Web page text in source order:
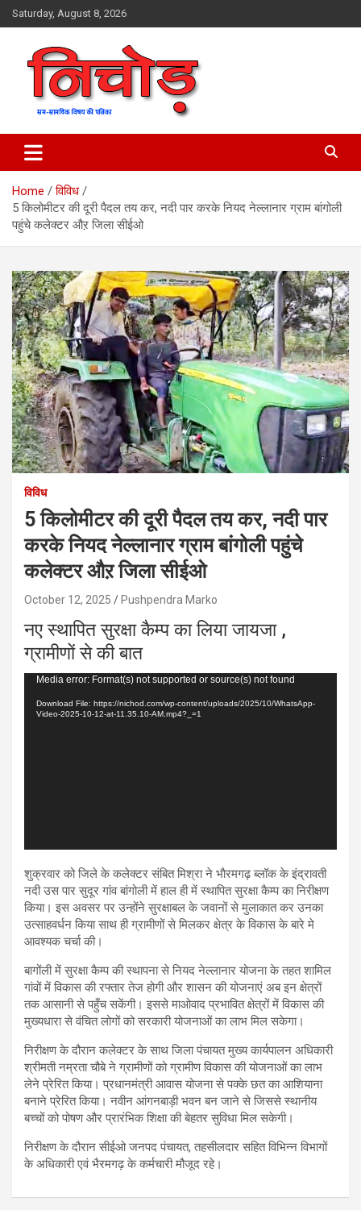
Skip
to
Saturday, August 8, 2026
Nichod
Home
विविध
5 किलोमीटर की दूरी पैदल तय कर, नदी पार करके नियद नेल्लानार ग्राम बांगोली
पहुंचे कलेक्टर औऱ जिला सीईओ
विविध
5 किलोमीटर की दूरी पैदल तय कर, नदी पार
करके नियद नेल्लानार ग्राम बांगोली पहुंचे
कलेक्टर औऱ जिला सीईओ
October 12, 2025 Pushpendra Marko
नए स्थापित सुरक्षा कैम्प का लिया जायजा ,
ग्रामीणों से की बात
Video
Player
Media error: Format(s) not supported or source(s) not found
Download File: https://nichod.com/wp-content/uploads/2025/10/WhatsApp-
Video-2025-10-12-at-11.35.10-AM.mp4?_=1
शुक्रवार को जिले के कलेक्टर संबित मिश्रा ने भाैरमगढ़ ब्लॉक के इंद्रावती
नदी उस पार सुदूर गांव बांगोली में हाल ही में स्थापित सुरक्षा कैम्प का निरीक्षण
किया। इस अवसर पर उन्होंने सुरक्षाबल के जवानों से मुलाकात कर उनका
उत्साहवर्धन किया साथ ही ग्रामीणों से मिलकर क्षेत्र के विकास के बारे मे
आवश्यक चर्चा की।
बागोंली में सुरक्षा कैम्प की स्थापना से नियद नेल्लानार योजना के तहत शामिल
गांवों में विकास की रफ्तार तेज होगी और शासन की योजनाएं अब इन क्षेत्रों
तक आसानी से पहुँच सकेंगी। इससे माओवाद प्रभावित क्षेत्रों में विकास की
मुख्यधारा से वंचित लोगों को सरकारी योजनाओं का लाभ मिल सकेगा।
निरीक्षण के दौरान कलेक्टर के साथ जिला पंचायत मुख्य कार्यपालन अधिकारी
श्रीमती नम्रता चौबे ने ग्रामीणों को ग्रामीण विकास की योजनाओं का लाभ
लेने प्रेरित किया। प्रधानमंत्री आवास योजना से पक्के छत का आशियाना
बनाने प्रेरित किया। नवीन आंगनबाड़ी भवन बन जाने से जिससे स्थानीय
बच्चों को पोषण और प्रारंभिक शिक्षा की बेहतर सुविधा मिल सकेगी।
निरीक्षण के दौरान सीईओ जनपद पंचायत, तहसीलदार सहित विभिन्न विभागों
के अधिकारी एवं भैरमगढ़ के कर्मचारी मौजूद रहे।